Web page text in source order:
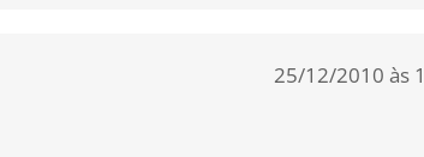
25/12/2010 às